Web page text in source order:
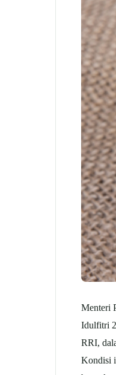
Menteri
Idulfitri
RRI,
Kondisi